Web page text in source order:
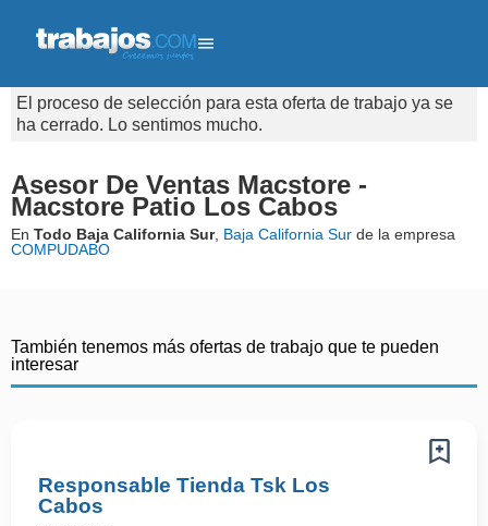
El proceso de selección para esta oferta de trabajo ya se
ha cerrado. Lo sentimos mucho.
Asesor De Ventas Macstore -
Macstore Patio Los Cabos
En Todo Baja California Sur, Baja California Sur de la empresa
COMPUDABO
También tenemos más ofertas de trabajo que te pueden
interesar
Responsable Tienda Tsk Los
Cabos